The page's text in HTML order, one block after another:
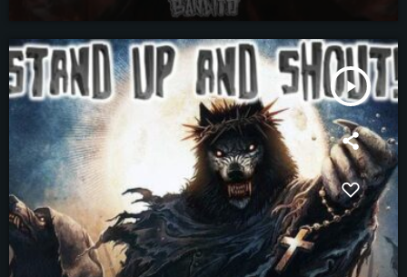
play_arrow